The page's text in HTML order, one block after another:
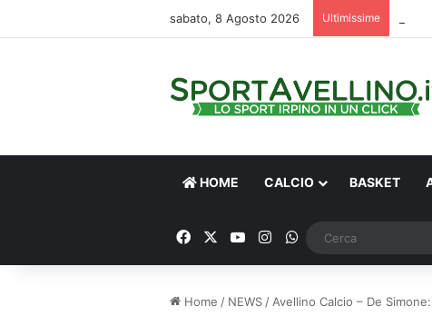
sabato, 8 Agosto 2026 Ultimissime
HOME CALCIO BASKET
FacebookYou TubeInstagram
WhatsApp
Home / NEWS / Avellino Calcio – De